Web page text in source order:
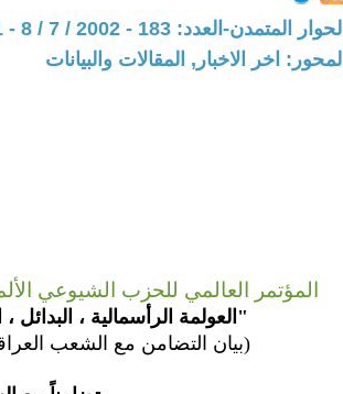
الحوار المتمدن-العدد: 183 - 2002 / 7 / 8 - 10:21
المحور: اخر الاخبار, المقالات والبيانات
المؤتمر العالمي للحزب الشيوعي
"العولمة الرأسمالية ،
(بيان التضامن مع الشعب